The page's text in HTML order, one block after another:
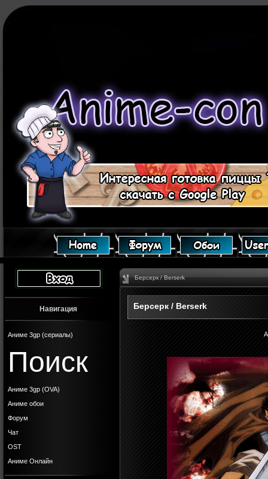
Навигация
Аниме 3gp (сериалы)
Поиск
Аниме 3gp (OVA)
Аниме обои
Форум
Чат
OST
Аниме Онлайн
Берсерк / Berserk
Берсерк / Berserk